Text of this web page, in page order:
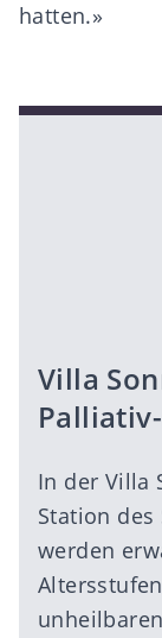
hatten.»
Villa
In der Villa
Station
werden